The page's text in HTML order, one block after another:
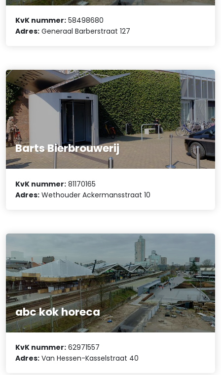
KvK nummer: 58498680
Adres: Generaal Barberstraat 127
Barts Bierbrouwerij
KvK nummer: 81170165
Adres: Wethouder Ackermansstraat 10
abc kok horeca
KvK nummer: 62971557
Adres: Van Hessen-Kasselstraat 40